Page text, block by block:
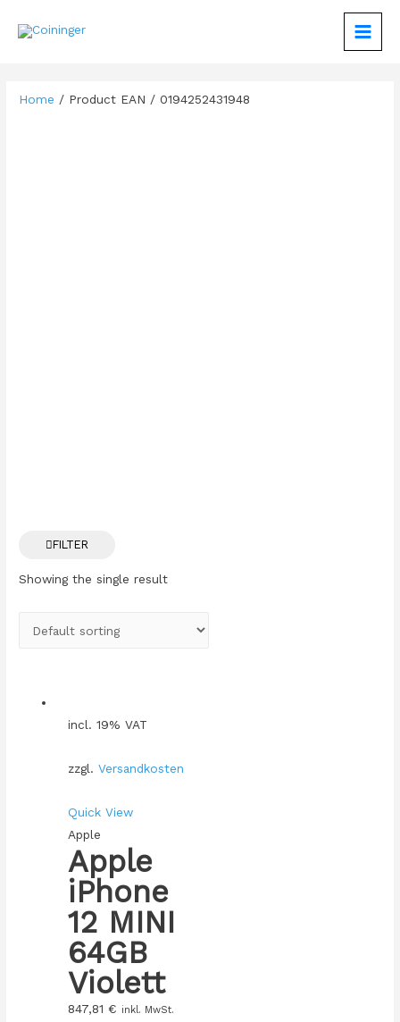
Inhalt
MAIN
Home / Product EAN / 0194252431948
FILTER
Showing the single result
incl. 19% VAT
zzgl. Versandkosten
Quick View
Apple
Apple
iPhone
12 MINI
64GB
Violett
847,81 € inkl. MwSt.